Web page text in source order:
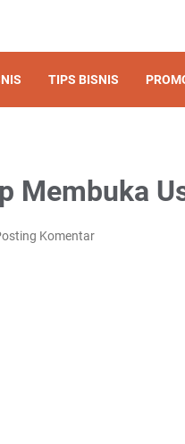
TIPS BISNIS
Membuka
Komentar